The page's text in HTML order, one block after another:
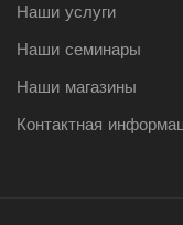
Наши услуги
Наши семинары
Наши магазины
Контактная